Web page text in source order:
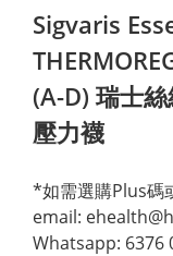
Sigvaris
(A-D) 瑞士
壓力襪
*如需選購Plus碼
email:
Whatsapp: 6376